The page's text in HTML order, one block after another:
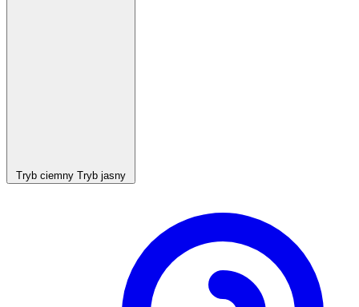
Tryb ciemny Tryb jasny